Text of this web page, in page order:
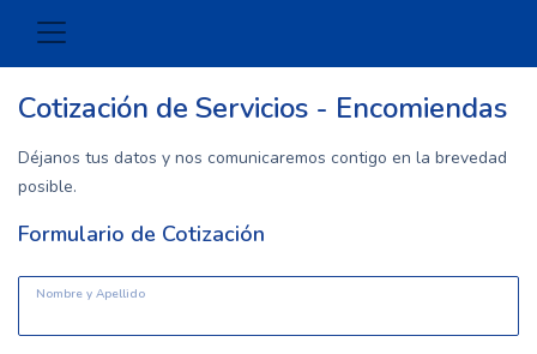
Cotización de Servicios - Encomiendas
Déjanos tus datos y nos comunicaremos contigo en la brevedad
posible.
Formulario de Cotización
Nombre y Apellido